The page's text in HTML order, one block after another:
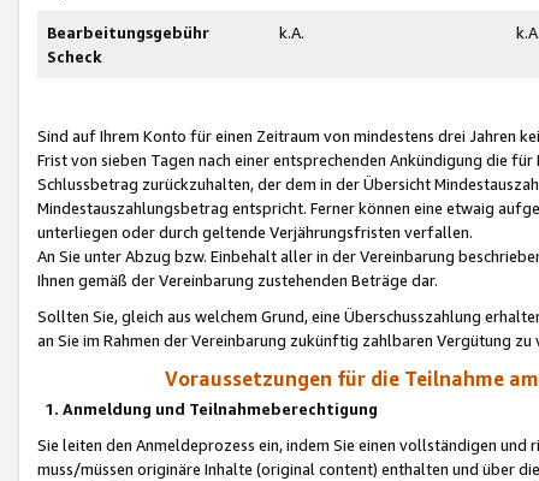
Bearbeitungsgebühr
Scheck
k.A.
Sind auf Ihrem Konto für einen Zeitraum von mindestens drei Jahren
Frist von sieben Tagen nach einer entsprechenden Ankündigung die
Schlussbetrag zurückzuhalten, der dem in der Übersicht
Mindestauszahlungsbetrag entspricht. Ferner können eine etwaig
unterliegen oder durch geltende Verjährungsfristen verfallen.
An Sie unter Abzug bzw. Einbehalt aller in der Vereinbarung
Ihnen gemäß der Vereinbarung zustehenden Beträge dar.
Sollten Sie, gleich aus welchem Grund, eine Überschusszahlung
an Sie im Rahmen der Vereinbarung zukünftig zahlbaren Vergütung zu
Voraussetzungen für die Teilnahme
1. Anmeldung und Teilnahmeberechtigung
Sie leiten den Anmeldeprozess ein, indem Sie einen vollständigen
muss/müssen originäre Inhalte (original content) enthalten und über